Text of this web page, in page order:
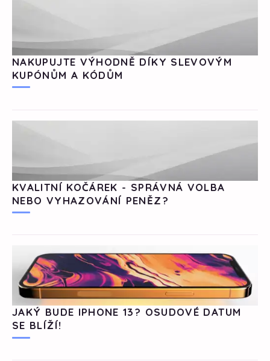
NAKUPUJTE VÝHODNĚ DÍKY SLEVOVÝM
KUPÓNŮM A KÓDŮM
KVALITNÍ KOČÁREK - SPRÁVNÁ VOLBA
NEBO VYHAZOVÁNÍ PENĚZ?
JAKÝ BUDE IPHONE 13? OSUDOVÉ DATUM
SE BLÍŽÍ!